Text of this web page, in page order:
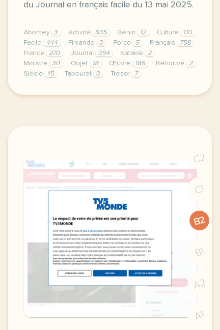
du Journal en français facile du 13 mai 2025.
Abomey 3 Activité 835 Bénin 12 Culture
110
Facile
444 Finlande 3 Force 5 Français
758
France
270 Journal 394 Kataklè
2
Ministre
30 Objet 18 Œuvre 186 Retrouvé
2
Siècle
15 Tabouret 3 Trésor 7
exercice a1 le 27e tresor d abomey enfin
C2
C1
B2
B1
A2
A1